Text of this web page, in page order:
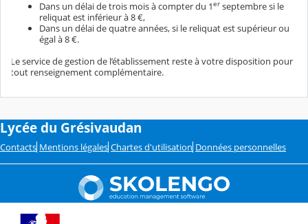
Dans un délai de trois mois à compter du 1er septembre si le
reliquat est inférieur à 8 €,
Dans un délai de quatre années, si le reliquat est supérieur ou
égal à 8 €.
Le service de gestion de l’établissement reste à votre disposition pour
tout renseignement complémentaire.
Lycée du Grésivaudan
Contacts Mentions légales Chartes d'utilisation Données personnelles